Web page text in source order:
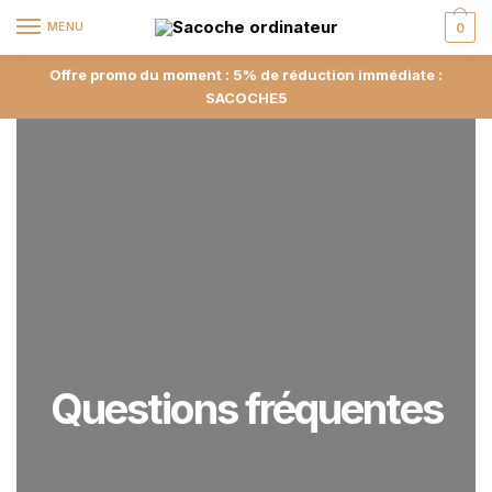
MENU 0
Offre promo du moment : 5% de réduction immédiate :
SACOCHE5
Questions fréquentes